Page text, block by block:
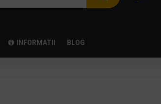
INFORMATII BLOG